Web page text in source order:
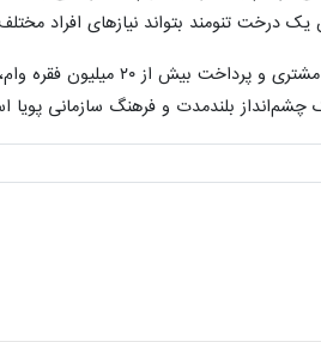
درخت تنومند بتواند نیازهای افراد
صمدی با اشاره به عبور مشتریان
بلندمدت و فرهنگ سازمانی پویا